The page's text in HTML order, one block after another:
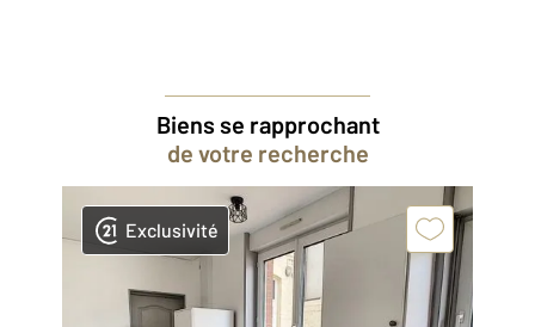
Biens se rapprochant
de votre recherche
Exclusivité